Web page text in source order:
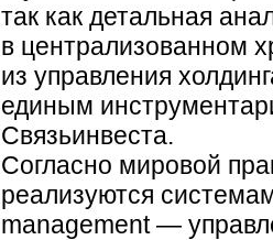
так как детальная
в централизованном
из управления
единым
Связьинвеста.
Согласно мировой
реализуются
management —